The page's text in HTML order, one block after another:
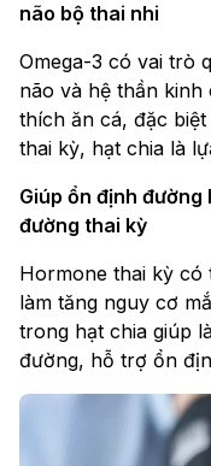
não bộ thai nhi
Omega-3 có vai trò
não và hệ thần kinh
thích ăn cá, đặc
thai kỳ, hạt chia là
Giúp ổn định
đường thai kỳ
Hormone thai kỳ có
làm tăng nguy cơ
trong hạt chia giúp
đường, hỗ trợ ổn